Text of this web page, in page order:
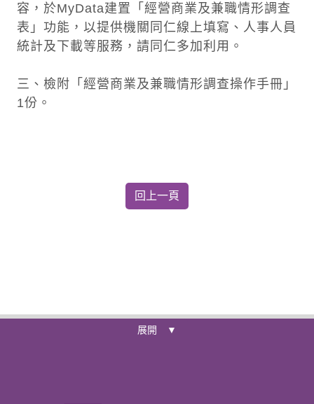
容，於MyData建置「經營商業及兼職情形調查
表」功能，以提供機關同仁線上填寫、人事人員
統計及下載等服務，請同仁多加利用。
三、檢附「經營商業及兼職情形調查操作手冊」
1份。
展開 ▼